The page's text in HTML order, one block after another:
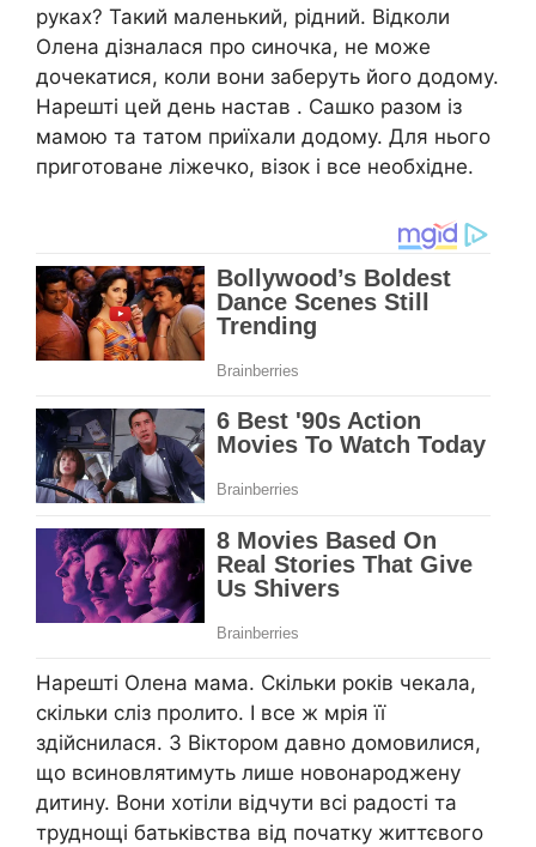
руках? Такий маленький, рідний. Відколи
Олена дізналася про синочка, не може
дочекатися, коли вони заберуть його додому.
Нарешті цей день настав . Сашко разом із
мамою та татом приїхали додому. Для нього
приготоване ліжечко, візок і все необхідне.
Нарешті Олена мама. Скільки років чекала,
скільки сліз пролито. І все ж мрія її
здійснилася. З Віктором давно домовилися,
що всиновлятимуть лише новонароджену
дитину. Вони хотіли відчути всі радості та
труднощі батьківства від початку життєвого